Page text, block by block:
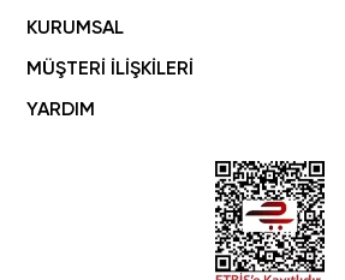
KURUMSAL
MÜŞTERİ İLİŞKİLERİ
YARDIM